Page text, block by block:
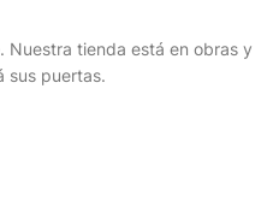
Nuestra tienda está en obras y
sus puertas.